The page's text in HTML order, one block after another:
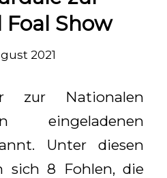
Show
2021
zur Nationalen
eingeladenen
Unter diesen
sich 8 Fohlen, die